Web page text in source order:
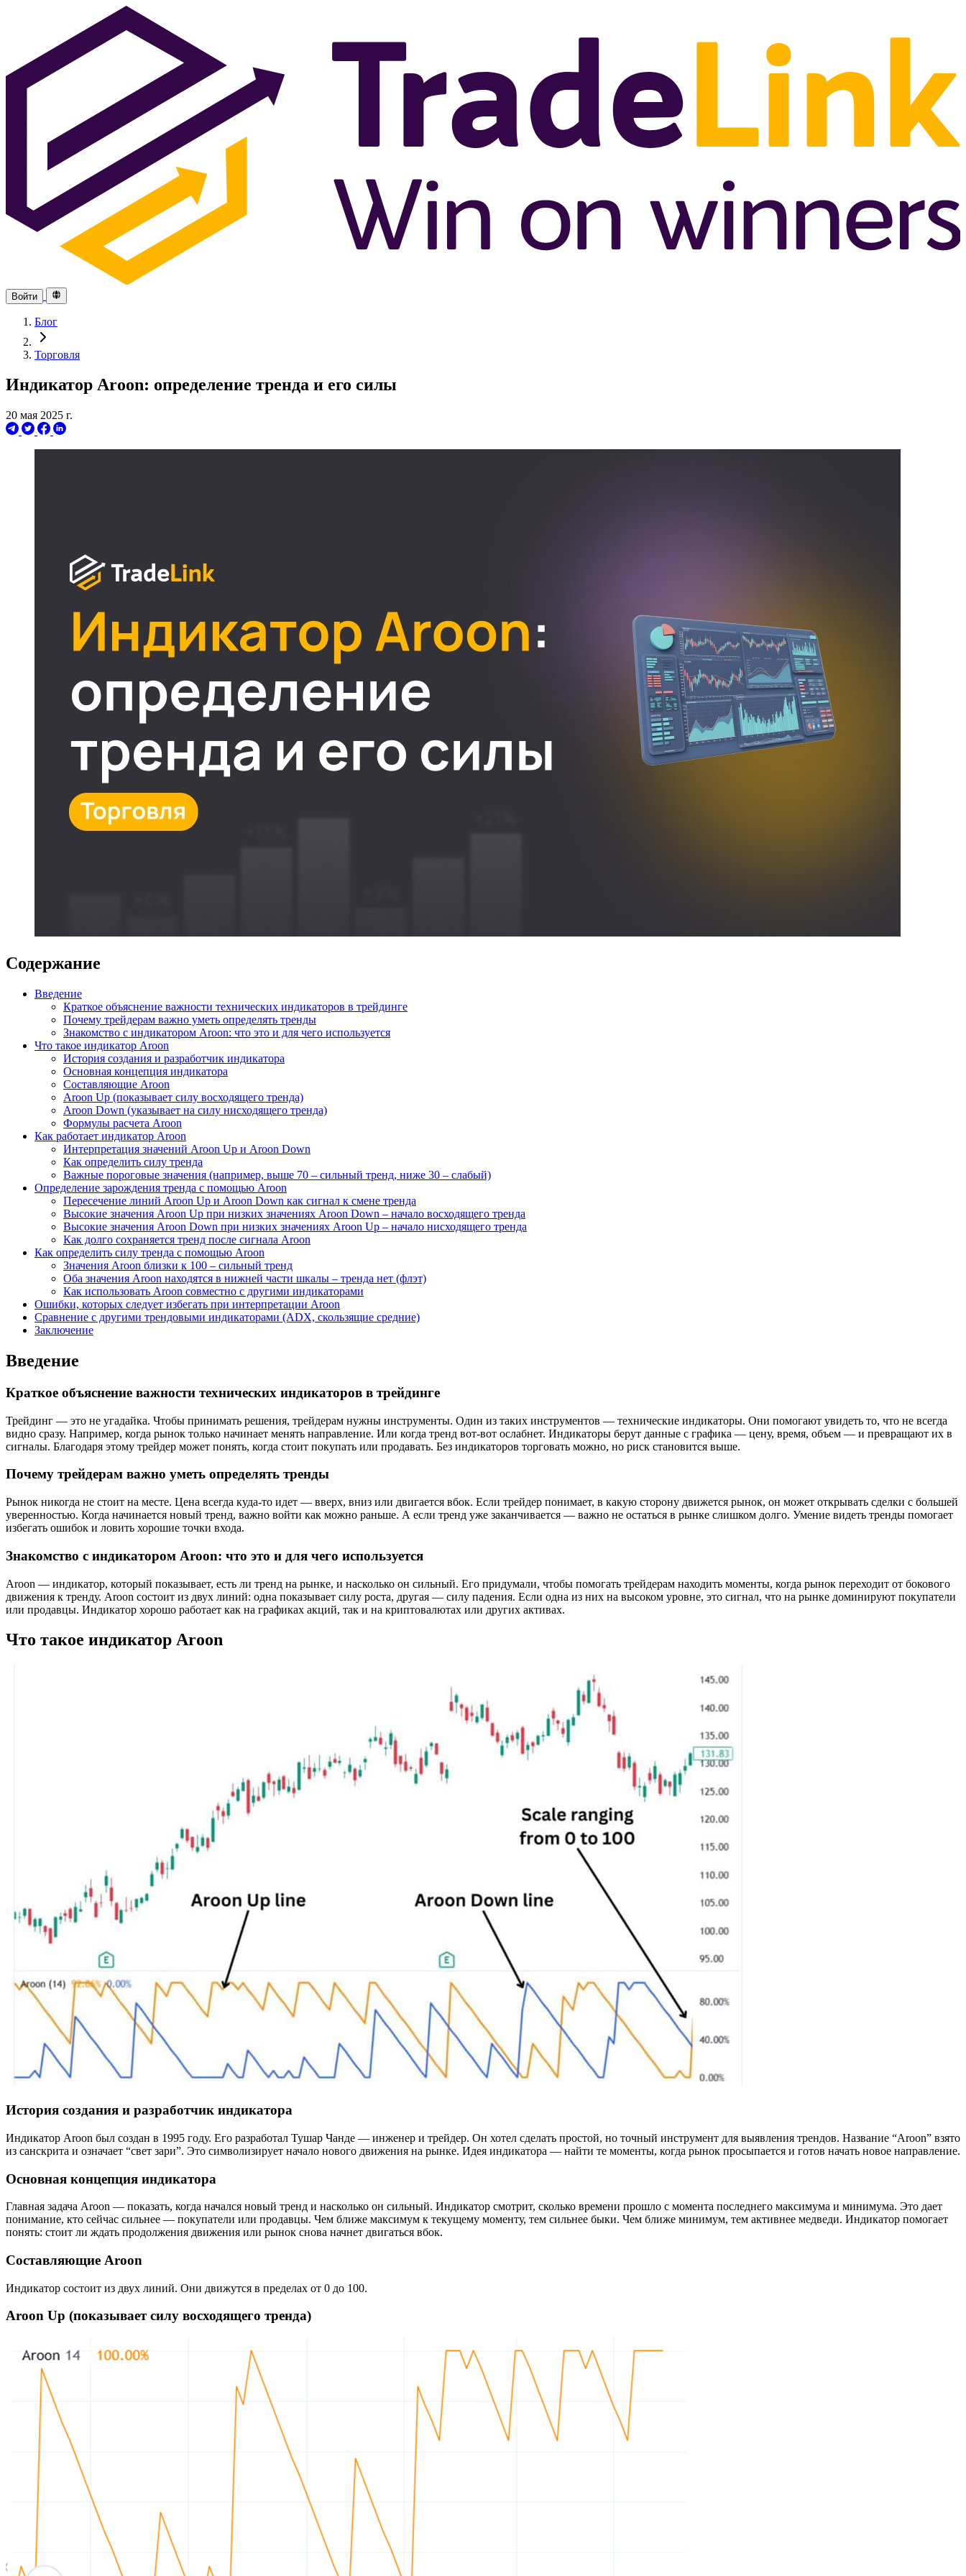
Войти
Блог
Торговля
Индикатор Aroon: определение тренда и его силы
20 мая 2025 г.
Содержание
Введение
Краткое объяснение важности технических индикаторов в трейдинге
Почему трейдерам важно уметь определять тренды
Знакомство с индикатором Aroon: что это и для чего используется
Что такое индикатор Aroon
История создания и разработчик индикатора
Основная концепция индикатора
Составляющие Aroon
Aroon Up (показывает силу восходящего тренда)
Aroon Down (указывает на силу нисходящего тренда)
Формулы расчета Aroon
Как работает индикатор Aroon
Интерпретация значений Aroon Up и Aroon Down
Как определить силу тренда
Важные пороговые значения (например, выше 70 – сильный тренд, ниже 30 – слабый)
Определение зарождения тренда с помощью Aroon
Пересечение линий Aroon Up и Aroon Down как сигнал к смене тренда
Высокие значения Aroon Up при низких значениях Aroon Down – начало восходящего тренда
Высокие значения Aroon Down при низких значениях Aroon Up – начало нисходящего тренда
Как долго сохраняется тренд после сигнала Aroon
Как определить силу тренда с помощью Aroon
Значения Aroon близки к 100 – сильный тренд
Оба значения Aroon находятся в нижней части шкалы – тренда нет (флэт)
Как использовать Aroon совместно с другими индикаторами
Ошибки, которых следует избегать при интерпретации Aroon
Сравнение с другими трендовыми индикаторами (ADX, скользящие средние)
Заключение
Введение
Краткое объяснение важности технических индикаторов в трейдинге
Трейдинг — это не угадайка. Чтобы принимать решения, трейдерам нужны инструменты. Один из таких инструментов — технические индикаторы. Они помогают увидеть то, что не всегда
видно сразу. Например, когда рынок только начинает менять направление. Или когда тренд вот-вот ослабнет. Индикаторы берут данные с графика — цену, время, объем — и превращают их в
сигналы. Благодаря этому трейдер может понять, когда стоит покупать или продавать. Без индикаторов торговать можно, но риск становится выше.
Почему трейдерам важно уметь определять тренды
Рынок никогда не стоит на месте. Цена всегда куда-то идет — вверх, вниз или двигается вбок. Если трейдер понимает, в какую сторону движется рынок, он может открывать сделки с большей
уверенностью. Когда начинается новый тренд, важно войти как можно раньше. А если тренд уже заканчивается — важно не остаться в рынке слишком долго. Умение видеть тренды помогает
избегать ошибок и ловить хорошие точки входа.
Знакомство с индикатором Aroon: что это и для чего используется
Aroon — индикатор, который показывает, есть ли тренд на рынке, и насколько он сильный. Его придумали, чтобы помогать трейдерам находить моменты, когда рынок переходит от бокового
движения к тренду. Aroon состоит из двух линий: одна показывает силу роста, другая — силу падения. Если одна из них на высоком уровне, это сигнал, что на рынке доминируют покупатели
или продавцы. Индикатор хорошо работает как на графиках акций, так и на криптовалютах или других активах.
Что такое индикатор Aroon
История создания и разработчик индикатора
Индикатор Aroon был создан в 1995 году. Его разработал Тушар Чанде — инженер и трейдер. Он хотел сделать простой, но точный инструмент для выявления трендов. Название “Aroon” взято
из санскрита и означает “свет зари”. Это символизирует начало нового движения на рынке. Идея индикатора — найти те моменты, когда рынок просыпается и готов начать новое направление.
Основная концепция индикатора
Главная задача Aroon — показать, когда начался новый тренд и насколько он сильный. Индикатор смотрит, сколько времени прошло с момента последнего максимума и минимума. Это дает
понимание, кто сейчас сильнее — покупатели или продавцы. Чем ближе максимум к текущему моменту, тем сильнее быки. Чем ближе минимум, тем активнее медведи. Индикатор помогает
понять: стоит ли ждать продолжения движения или рынок снова начнет двигаться вбок.
Составляющие Aroon
Индикатор состоит из двух линий. Они движутся в пределах от 0 до 100.
Aroon Up (показывает силу восходящего тренда)